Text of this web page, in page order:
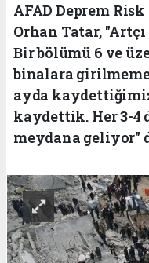
AFAD Deprem
Orhan Tatar,
Bir bölümü 6 ve
binalara
ayda kaydettiğimiz
kaydettik. Her 3-4
meydana geliyor"